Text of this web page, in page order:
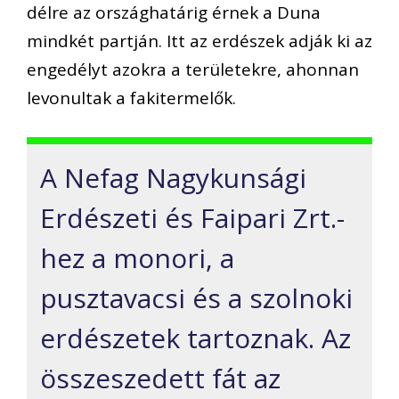
délre az országhatárig érnek a Duna
mindkét partján. Itt az erdészek adják ki az
engedélyt azokra a területekre, ahonnan
levonultak a fakitermelők.
A Nefag Nagykunsági
Erdészeti és Faipari Zrt.-
hez a monori, a
pusztavacsi és a szolnoki
erdészetek tartoznak. Az
összeszedett fát az